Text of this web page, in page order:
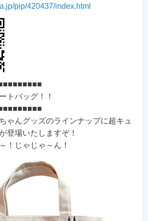
pip/420437/index.html
トバッグ！！
ゃんグッズのラインナップに超キュ
登場いたしますぞ！
！じゃじゃ～ん！